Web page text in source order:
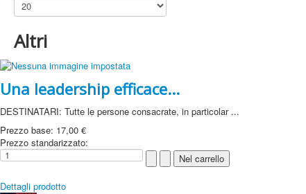
Altri
Una leadership efficace...
DESTINATARI: Tutte le persone consacrate, in particolar ...
Prezzo base: 17,00 €
Prezzo standarizzato:
Dettagli prodotto